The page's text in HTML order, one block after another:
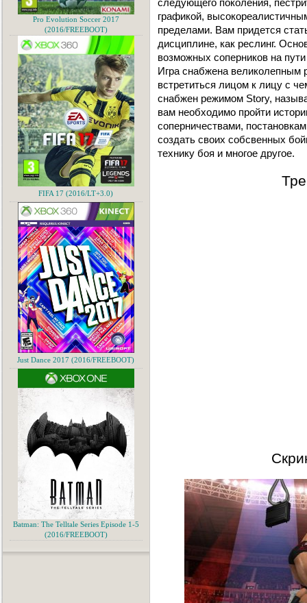
следующего поколения,
графикой,
пределами. Вам придется
дисциплине, как реслинг.
возможных соперников на
Игра снабжена великолепным
встретиться лицом к лицу с
снабжен режимом Story,
вам необходимо пройти
соперничествами,
создать своих собсвенных
технику боя и многое другое.
Pro Evolution Soccer 2017
(2016/FREEBOOT)
FIFA 17 (2016/LT+3.0)
Just Dance 2017 (2016/FREEBOOT)
Batman: The Telltale Series Episode 1-5
(2016/FREEBOOT)